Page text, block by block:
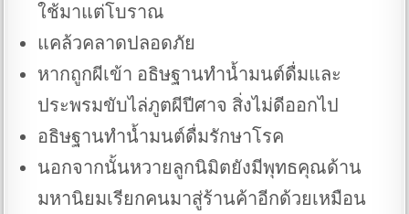
ใช้มาแต่โบราณ
แคล้วคลาดปลอดภัย
หากถูกผีเข้า อธิษฐานทำน้ำมนต์ดื่มและ
ประพรมขับไล่ภูตผีปีศาจ สิ่งไม่ดีออกไป
อธิษฐานทำน้ำมนต์ดื่มรักษาโรค
นอกจากนั้นหวายลูกนิมิตยังมีพุทธคุณด้าน
มหานิยมเรียกคนมาสู่ร้านค้าอีกด้วยเหมือน